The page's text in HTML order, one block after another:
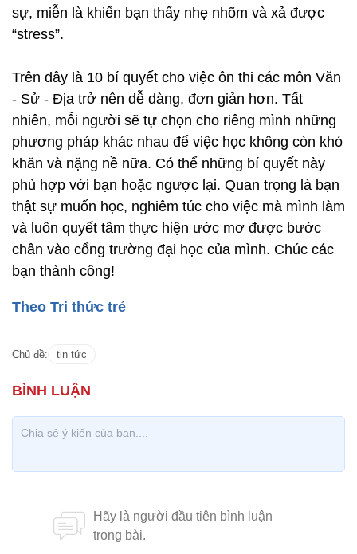
sự, miễn là khiến bạn thấy nhẹ nhõm và xả được
“stress”.
Trên đây là 10 bí quyết cho việc ôn thi các môn Văn
- Sử - Địa trở nên dễ dàng, đơn giản hơn. Tất
nhiên, mỗi người sẽ tự chọn cho riêng mình những
phương pháp khác nhau để việc học không còn khó
khăn và nặng nề nữa. Có thể những bí quyết này
phù hợp với bạn hoặc ngược lại. Quan trọng là bạn
thật sự muốn học, nghiêm túc cho việc mà mình làm
và luôn quyết tâm thực hiện ước mơ được bước
chân vào cổng trường đại học của mình. Chúc các
bạn thành công!
Theo Tri thức trẻ
Chủ đề: tin tức